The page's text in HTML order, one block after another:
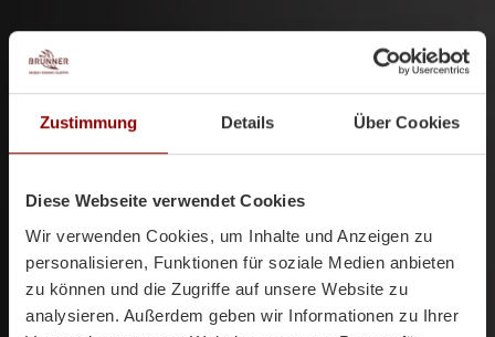
Zustimmung Details Über Cookies
Diese Webseite verwendet Cookies
Wir verwenden Cookies, um Inhalte und Anzeigen zu
personalisieren, Funktionen für soziale Medien anbieten
zu können und die Zugriffe auf unsere Website zu
analysieren. Außerdem geben wir Informationen zu Ihrer